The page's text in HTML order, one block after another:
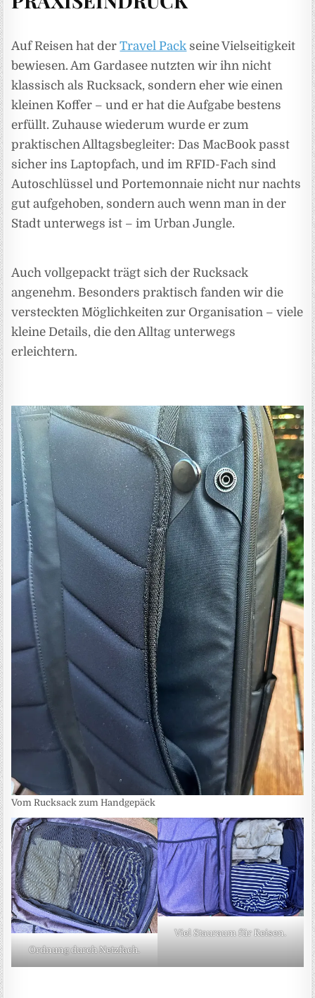
Auf Reisen hat derTravel Pack seine Vielseitigkeit
bewiesen. Am Gardasee nutzten wir ihn nicht
klassisch als Rucksack, sondern eher wie einen
kleinen Koffer – und er hat die Aufgabe bestens
erfüllt. Zuhause wiederum wurde er zum
praktischen Alltagsbegleiter: Das MacBook passt
sicher ins Laptopfach, und im RFID-Fach sind
Autoschlüssel und Portemonnaie nicht nur nachts
gut aufgehoben, sondern auch wenn man in der
Stadt unterwegs ist – im Urban Jungle.
Auch vollgepackt trägt sich der Rucksack
angenehm. Besonders praktisch fanden wir die
versteckten Möglichkeiten zur Organisation – viele
kleine Details, die den Alltag unterwegs
erleichtern.
Vom Rucksack zum Handgepäck
Ordnung durch Netzfach.
Viel Stauraum für Reisen.